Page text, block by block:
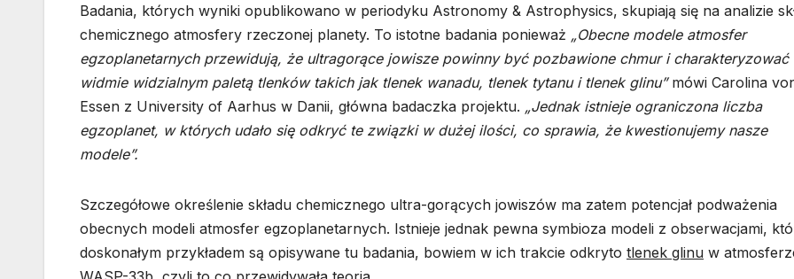
Badania, których wyniki opublikowano w periodyku Astronomy & Astrophysics, skupiają się na analizie
chemicznego atmosfery rzeczonej planety. To istotne badania ponieważ „Obecne modele atmosfer
egzoplanetarnych przewidują, że ultragorące jowisze powinny być pozbawione chmur i charakteryzować
widmie widzialnym paletą tlenków takich jak tlenek wanadu, tlenek tytanu i tlenek glinu”mówi Carolina
Essen z University of Aarhus w Danii, główna badaczka projektu. „Jednak istnieje ograniczona liczba
egzoplanet, w których udało się odkryć te związki w dużej ilości, co sprawia, że kwestionujemy nasze
modele”.
Szczegółowe określenie składu chemicznego ultra-gorących jowiszów ma zatem potencjał podważenia
obecnych modeli atmosfer egzoplanetarnych. Istnieje jednak pewna symbioza modeli z obserwacjami,
doskonałym przykładem są opisywane tu badania, bowiem w ich trakcie odkryto tlenek glinu w